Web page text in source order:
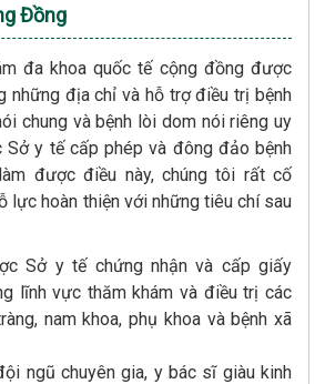
Đồng
đa khoa quốc tế cộng đồng được
những địa chỉ và hỗ trợ điều trị bệnh
chung và bệnh lòi dom nói riêng uy
Sở y tế cấp phép và đông đảo bệnh
được điều này, chúng tôi rất cố
lực hoàn thiện với những tiêu chí sau
Sở y tế chứng nhận và cấp giấy
lĩnh vực thăm khám và điều trị các
nam khoa, phụ khoa và bệnh xã
ngũ chuyên gia, y bác sĩ giàu kinh